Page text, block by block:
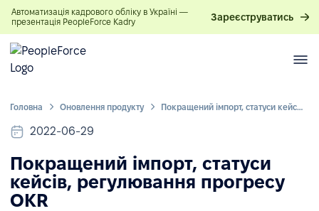
Автоматизація кадрового обліку в Україні —
презентація PeopleForce Kadry
Зареєструватись
Головна Оновлення продукту Покращений імпорт, статуси кейсів, регулювання прогресу OKR
2022-06-29
Покращений імпорт, статуси
кейсів, регулювання прогресу
OKR